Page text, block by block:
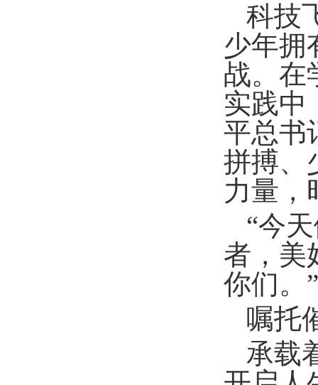
科技
少年拥
战。在
实践中
平总书
拼搏、
力量，
“今
者，美
你们。”
嘱托
承载